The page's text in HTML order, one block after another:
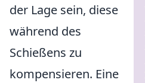
der Lage sein, diese
während des
Schießens zu
kompensieren. Eine